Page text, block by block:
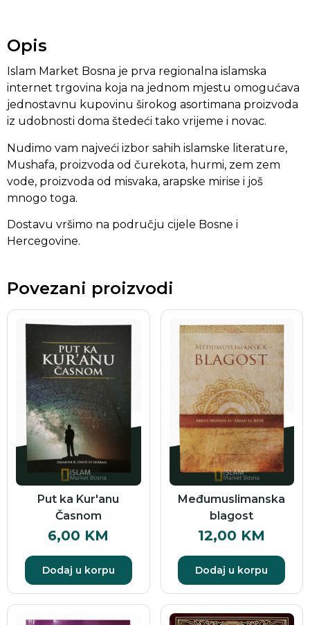
Opis
Islam Market Bosna je prva regionalna islamska
internet trgovina koja na jednom mjestu omogućava
jednostavnu kupovinu širokog asortimana proizvoda
iz udobnosti doma štedeći tako vrijeme i novac.
Nudimo vam najveći izbor sahih islamske literature,
Mushafa, proizvoda od čurekota, hurmi, zem zem
vode, proizvoda od misvaka, arapske mirise i još
mnogo toga.
Dostavu vršimo na području cijele Bosne i
Hercegovine.
Povezani proizvodi
Put ka Kur'anu
Časnom
6,00 KM
Dodaj u korpu
Međumuslimanska
blagost
12,00 KM
Dodaj u korpu